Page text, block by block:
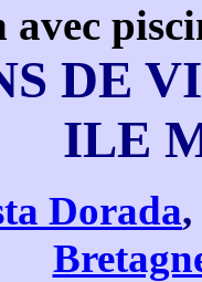
avec
DE
ILE
Dorada,